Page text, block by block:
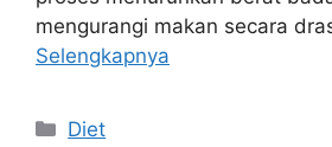
mengurangi makan secara
Selengkapnya
Kategori
Diet